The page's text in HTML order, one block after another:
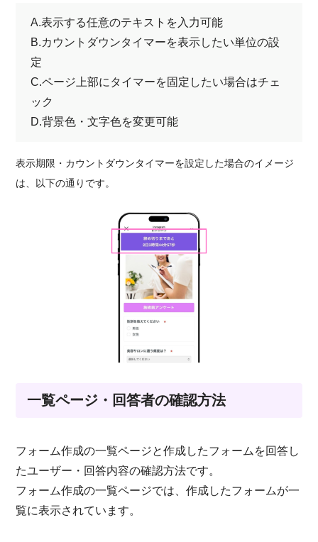
A.表示する任意のテキストを入力可能
B.カウントダウンタイマーを表示したい単位の設
定
C.ページ上部にタイマーを固定したい場合はチェ
ック
D.背景色・文字色を変更可能
表示期限・カウントダウンタイマーを設定した場合のイメージ
は、以下の通りです。
一覧ページ・回答者の確認方法
フォーム作成の一覧ページと作成したフォームを回答し
たユーザー・回答内容の確認方法です。
フォーム作成の一覧ページでは、作成したフォームが一
覧に表示されています。